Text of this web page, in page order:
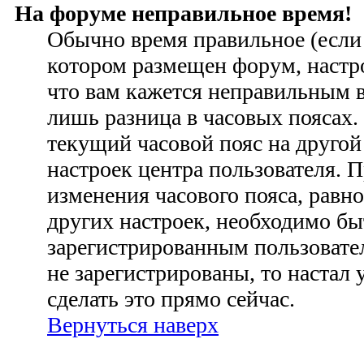
На форуме неправильное время!
Обычно время правильное (если
котором размещен форум,
что вам кажется неправильным
лишь разница в часовых
текущий часовой пояс на
настроек центра пользователя.
изменения часового пояса,
других настроек, необходимо
зарегистрированным
не зарегистрированы, то
сделать это прямо сейчас.
Вернуться наверх